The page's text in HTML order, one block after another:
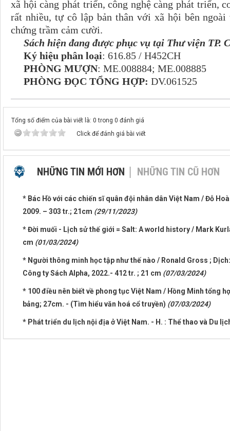
xã hội càng phát triển, công nghệ càng phát triển,
rất nhiều, tự cô lập bản thân với xã hội bên
chứng trầm cảm cười.
Sách hiện đang được phục vụ tại Thư viện TP.
Ký hiệu phân loại: 616.85 / H452CH
PHÒNG MƯỢN: ME.008884; ME.008885
PHÒNG ĐỌC TỔNG HỢP: DV.061525
Tổng số điểm của bài viết là: 0 trong 0 đánh giá
Click để đánh giá bài viết
NHỮNG TIN MỚI HƠN NHỮNG TIN CŨ HƠN
* Bác Hồ với các chiến sĩ quân đội nhân dân Việt Nam / Đỗ
2009. – 303 tr.; 21cm (29/11/2023)
* Đời muối - Lịch sử thế giới = Salt: A world history / Mark
cm (01/03/2024)
* Người thông minh học tập như thế nào / Ronald Gross ;
Công ty Sách Alpha, 2022.- 412 tr. ; 21 cm (07/03/2024)
* 100 điều nên biết về phong tục Việt Nam / Hồng Minh tổng
bảng; 27cm. - (Tìm hiểu văn hoá cổ truyền) (07/03/2024)
* Phát triển du lịch nội địa ở Việt Nam. - H. : Thể thao và Du